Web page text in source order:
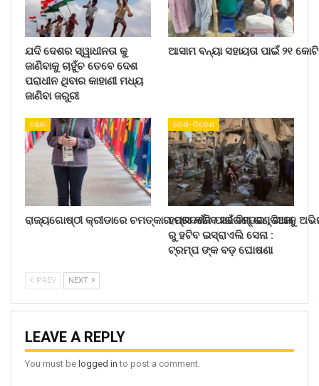
ଯଦି ଦେଶର ସ୍ୱାଧୀନତା କୁ
ଜାଣିବାକୁ ଚାହୁଁଚ ତେବେ ଦେଶ
ପରାଧୀନ ଥିବାର କାହାଣୀ ମଧ୍ୟ
ଜାଣିବା ଜରୁରୀ
ଆସାମ ବନ୍ୟା ସହାୟତା ପାଇଁ ୨୧
ଖେଳ
ରାଜ୍ୟଗୋଷ୍ଠୀ କ୍ରୀଡାରେ ଚମତ୍କାର ପ୍ରଦର୍ଶନ ପାଇଁ ଟିମ୍ ଇଣ୍ଡିଆକୁ
ଦେଶ- ବିଦେଶ
ହମାସ କରିବ ସରେଣ୍ଡର , ଗାଜା
ରୁ ହଟିବ ଇସ୍ରାଏଲି ସେନା :
ଟ୍ରମ୍ପ ଙ୍କ ବଡ଼ ଘୋଷଣା
PREV NEXT
LEAVE A REPLY
You must be logged in to post a comment.